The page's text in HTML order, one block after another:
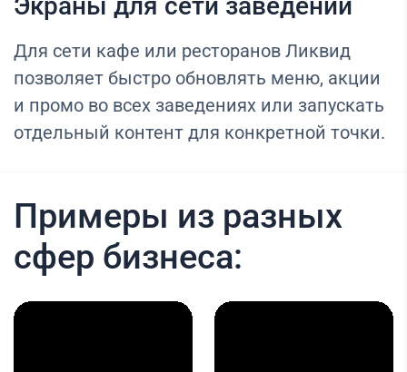
Экраны для сети заведений
Для сети кафе или ресторанов Ликвид
позволяет быстро обновлять меню, акции
и промо во всех заведениях или запускать
отдельный контент для конкретной точки.
Примеры из разных
сфер бизнеса: